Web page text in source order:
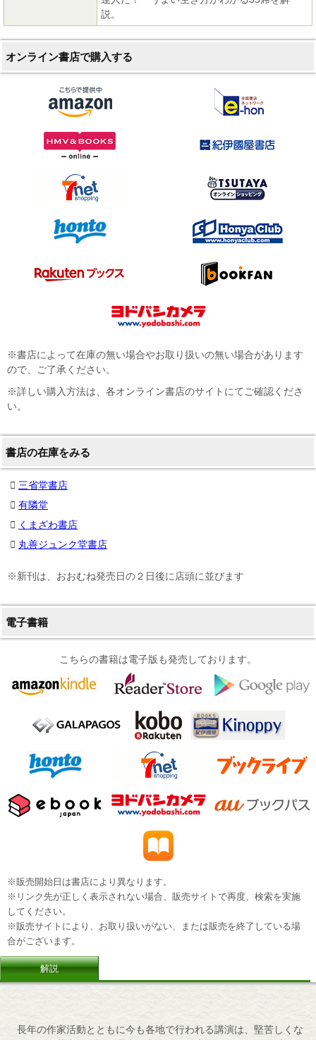
説。
オンライン書店で購入する
※書店によって在庫の無い場合やお取り扱いの無い場合があります
ので、ご了承ください。
※詳しい購入方法は、各オンライン書店のサイトにてご確認くださ
い。
書店の在庫をみる
三省堂書店
有隣堂
くまざわ書店
丸善ジュンク堂書店
※新刊は、おおむね発売日の２日後に店頭に並びます
電子書籍
こちらの書籍は電子版も発売しております。
※販売開始日は書店により異なります。
※リンク先が正しく表示されない場合、販売サイトで再度、検索を実施
してください。
※販売サイトにより、お取り扱いがない、または販売を終了している場
合がございます。
解説
長年の作家活動とともに今も各地で行われる講演は、堅苦しくな